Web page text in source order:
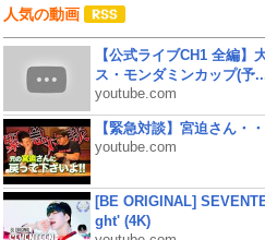
人気の動画
【公式ライブCH1 全編】
ス・モンダミンカップ(予
youtube.com
【緊急対談】宮迫さん・
youtube.com
[BE ORIGINAL]
ght' (4K)